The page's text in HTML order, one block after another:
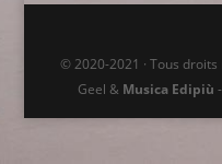
© 2020-2021 · Tous
Geel & Musica Edipiù